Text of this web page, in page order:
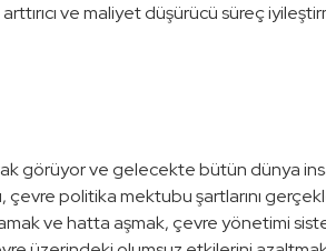
ve maliyet düşürücü süreç
görüyor ve gelecekte bütün dünya
çevre politika mektubu şartlarını
ve hatta aşmak, çevre yönetimi